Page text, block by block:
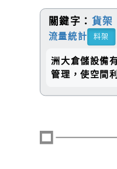
關鍵字： 貨架
流量統計 料架
洲大倉儲設備
管理，使空間